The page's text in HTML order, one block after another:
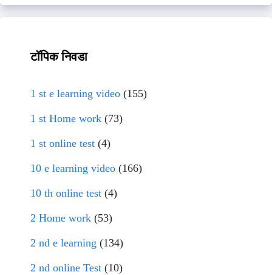
टॉपिक निवडा
1 st e learning video (155)
1 st Home work (73)
1 st online test (4)
10 e learning video (166)
10 th online test (4)
2 Home work (53)
2 nd e learning (134)
2 nd online Test (10)